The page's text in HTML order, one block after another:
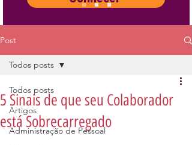
Post
Todos posts
Artigos
Administração de Pessoal
Todos posts
5 Sinais de que seu Colaborador
está Sobrecarregado